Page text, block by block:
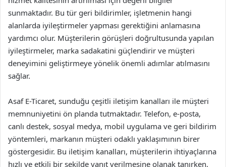
sunmaktadır. Bu tür geri bildirimler, işletmenin hangi
alanlarda iyileştirmeler yapması gerektiğini anlamasına
yardımcı olur. Müşterilerin görüşleri doğrultusunda yapılan
iyileştirmeler, marka sadakatini güçlendirir ve müşteri
deneyimini geliştirmeye yönelik önemli adımlar atılmasını
sağlar.
Asaf E-Ticaret, sunduğu çeşitli iletişim kanalları ile müşteri
memnuniyetini ön planda tutmaktadır. Telefon, e-posta,
canlı destek, sosyal medya, mobil uygulama ve geri bildirim
yöntemleri, markanın müşteri odaklı yaklaşımının birer
göstergesidir. Bu iletişim kanalları, müşterilerin ihtiyaçlarına
hızlı ve etkili bir şekilde yanıt verilmesine olanak tanırken,